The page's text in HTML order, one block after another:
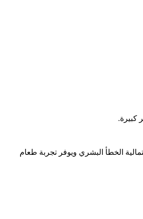
كبيرة.
الخطأ البشري ويوفر تجربة طعام